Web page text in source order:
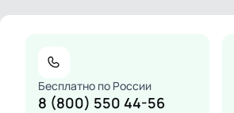
Бесплатно по России
8 (800) 550 44-56